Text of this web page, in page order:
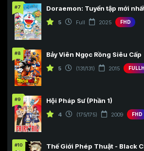
#7 Doraemon: Tuyển tập mới
5 Full 2025 FHD
#8 Bảy Viên Ngọc Rồng Siêu Cấp
5 (131/131) 2015
#9 Hội Pháp Sư (Phần 1)
4 (175/175) 2009 FHD
#10 Thế Giới Phép Thuật - Black